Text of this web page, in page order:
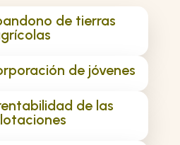
de tierras
de jóvenes
de las